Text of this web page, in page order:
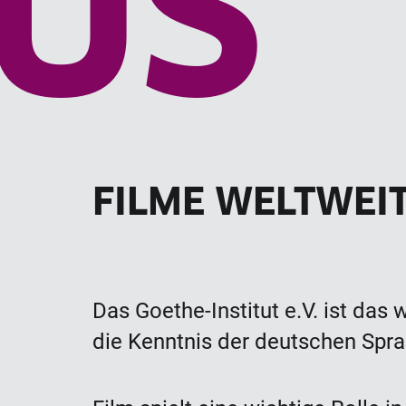
FILME
Das Goethe-Institut e.V. ist
die Kenntnis der deutschen